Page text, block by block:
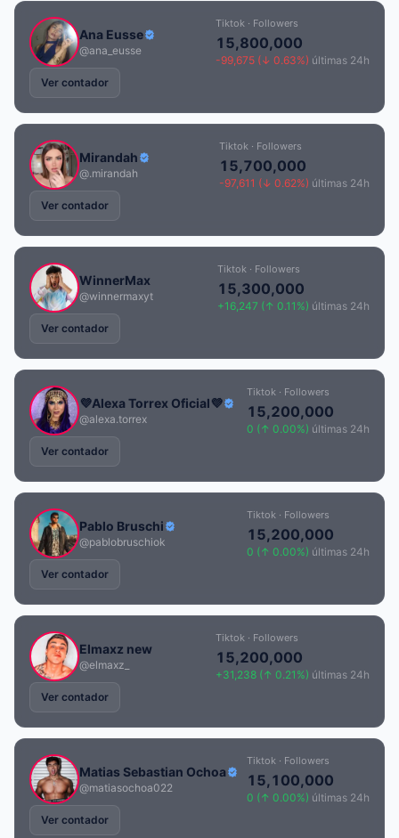
Ana Eusse
@ana_eusse
Tiktok · Followers
15,800,000
-99,675 (↓ 0.63%) últimas 24h
Ver contador
Mirandah
@.mirandah
Tiktok · Followers
15,700,000
-97,611 (↓ 0.62%) últimas 24h
Ver contador
WinnerMax
@winnermaxyt
Tiktok · Followers
15,300,000
+16,247 (↑ 0.11%) últimas 24h
Ver contador
💜Alexa Torrex Oficial💜
@alexa.torrex
Tiktok · Followers
15,200,000
0 (↑ 0.00%) últimas 24h
Ver contador
Pablo Bruschi
@pablobruschiok
Tiktok · Followers
15,200,000
0 (↑ 0.00%) últimas 24h
Ver contador
Elmaxz new
@elmaxz_
Tiktok · Followers
15,200,000
+31,238 (↑ 0.21%) últimas 24h
Ver contador
Matias Sebastian Ochoa
@matiasochoa022
Tiktok · Followers
15,100,000
0 (↑ 0.00%) últimas 24h
Ver contador